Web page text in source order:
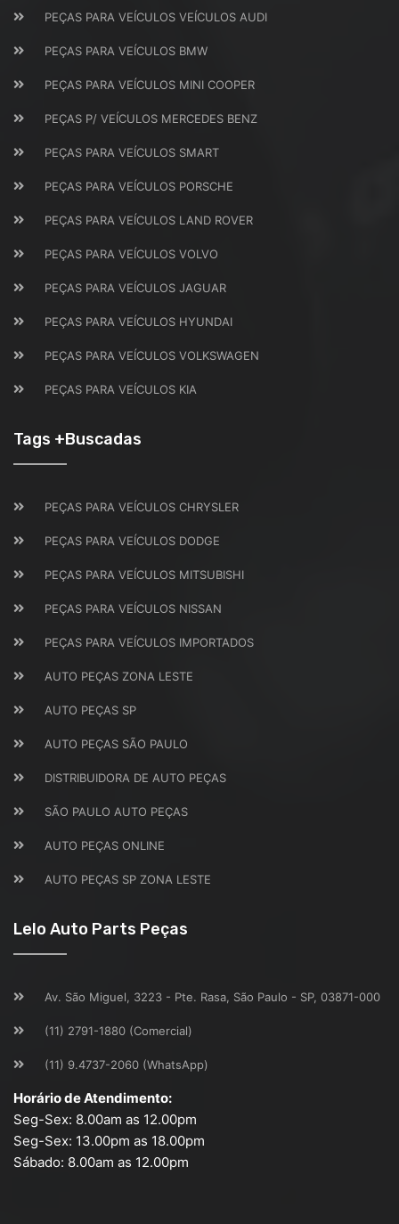
PEÇAS PARA VEÍCULOS VEÍCULOS AUDI
PEÇAS PARA VEÍCULOS BMW
PEÇAS PARA VEÍCULOS MINI COOPER
PEÇAS P/ VEÍCULOS MERCEDES BENZ
PEÇAS PARA VEÍCULOS SMART
PEÇAS PARA VEÍCULOS PORSCHE
PEÇAS PARA VEÍCULOS LAND ROVER
PEÇAS PARA VEÍCULOS VOLVO
PEÇAS PARA VEÍCULOS JAGUAR
PEÇAS PARA VEÍCULOS HYUNDAI
PEÇAS PARA VEÍCULOS VOLKSWAGEN
PEÇAS PARA VEÍCULOS KIA
Tags +Buscadas
PEÇAS PARA VEÍCULOS CHRYSLER
PEÇAS PARA VEÍCULOS DODGE
PEÇAS PARA VEÍCULOS MITSUBISHI
PEÇAS PARA VEÍCULOS NISSAN
PEÇAS PARA VEÍCULOS IMPORTADOS
AUTO PEÇAS ZONA LESTE
AUTO PEÇAS SP
AUTO PEÇAS SÃO PAULO
DISTRIBUIDORA DE AUTO PEÇAS
SÃO PAULO AUTO PEÇAS
AUTO PEÇAS ONLINE
AUTO PEÇAS SP ZONA LESTE
Lelo Auto Parts Peças
Av. São Miguel, 3223 - Pte. Rasa, São Paulo - SP, 03871-000
(11) 2791-1880 (Comercial)
(11) 9.4737-2060 (WhatsApp)
Horário de Atendimento:
Seg-Sex: 8.00am as 12.00pm
Seg-Sex: 13.00pm as 18.00pm
Sábado: 8.00am as 12.00pm